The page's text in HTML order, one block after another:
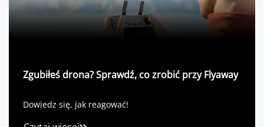
Zgubiłeś drona? Sprawdź, co zrobić przy Flyaway
Dowiedz się, jak reagować!